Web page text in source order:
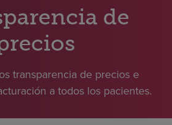
de
transparencia de precios e
a todos los pacientes.